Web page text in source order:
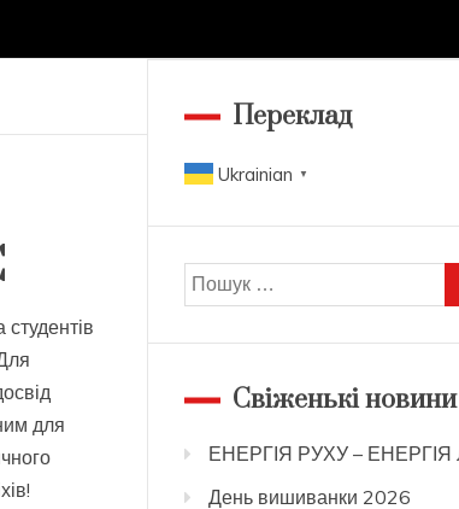
для
Переклад
Ukrainian ▼
Пошук:
Свіженькі новини
ЕНЕРГІЯ РУХУ – ЕНЕРГІЯ
День вишиванки 2026